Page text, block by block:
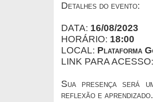
Detalhes do evento:
DATA: 16/08/2023
HORÁRIO: 18:00
LOCAL: Plataforma
LINK PARA
Sua presença será
reflexão e